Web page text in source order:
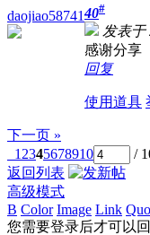
daojiao5874140#
发表于
感谢分享
回复
使用道具
下一页 »
1 2345678910 /
返回列表
高级模式
B Color Image Link
您需要登录后才可以